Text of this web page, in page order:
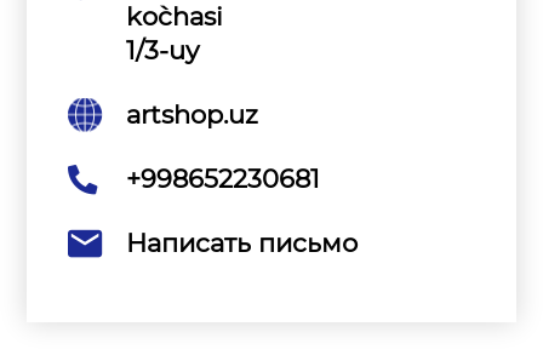
ko`chasi
1/3-uy
artshop.uz
+998652230681
Написать письмо